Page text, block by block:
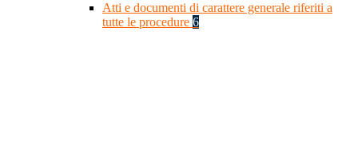
Atti e documenti di carattere generale riferiti a
tutte le procedure 6